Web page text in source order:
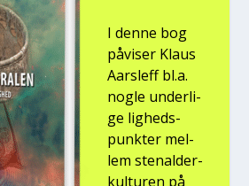
I den­ne bog
påvi­ser Klaus
Aars­l­eff bl.a.
nog­le under­li­
ge lig­heds­
punk­ter mel­
lem ste­nal­der­
kul­tu­ren på